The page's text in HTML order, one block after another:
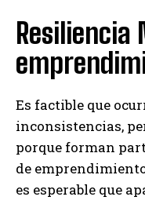
Resiliencia
Es factible que
inconsistencias,
porque forman
de
es esperable que